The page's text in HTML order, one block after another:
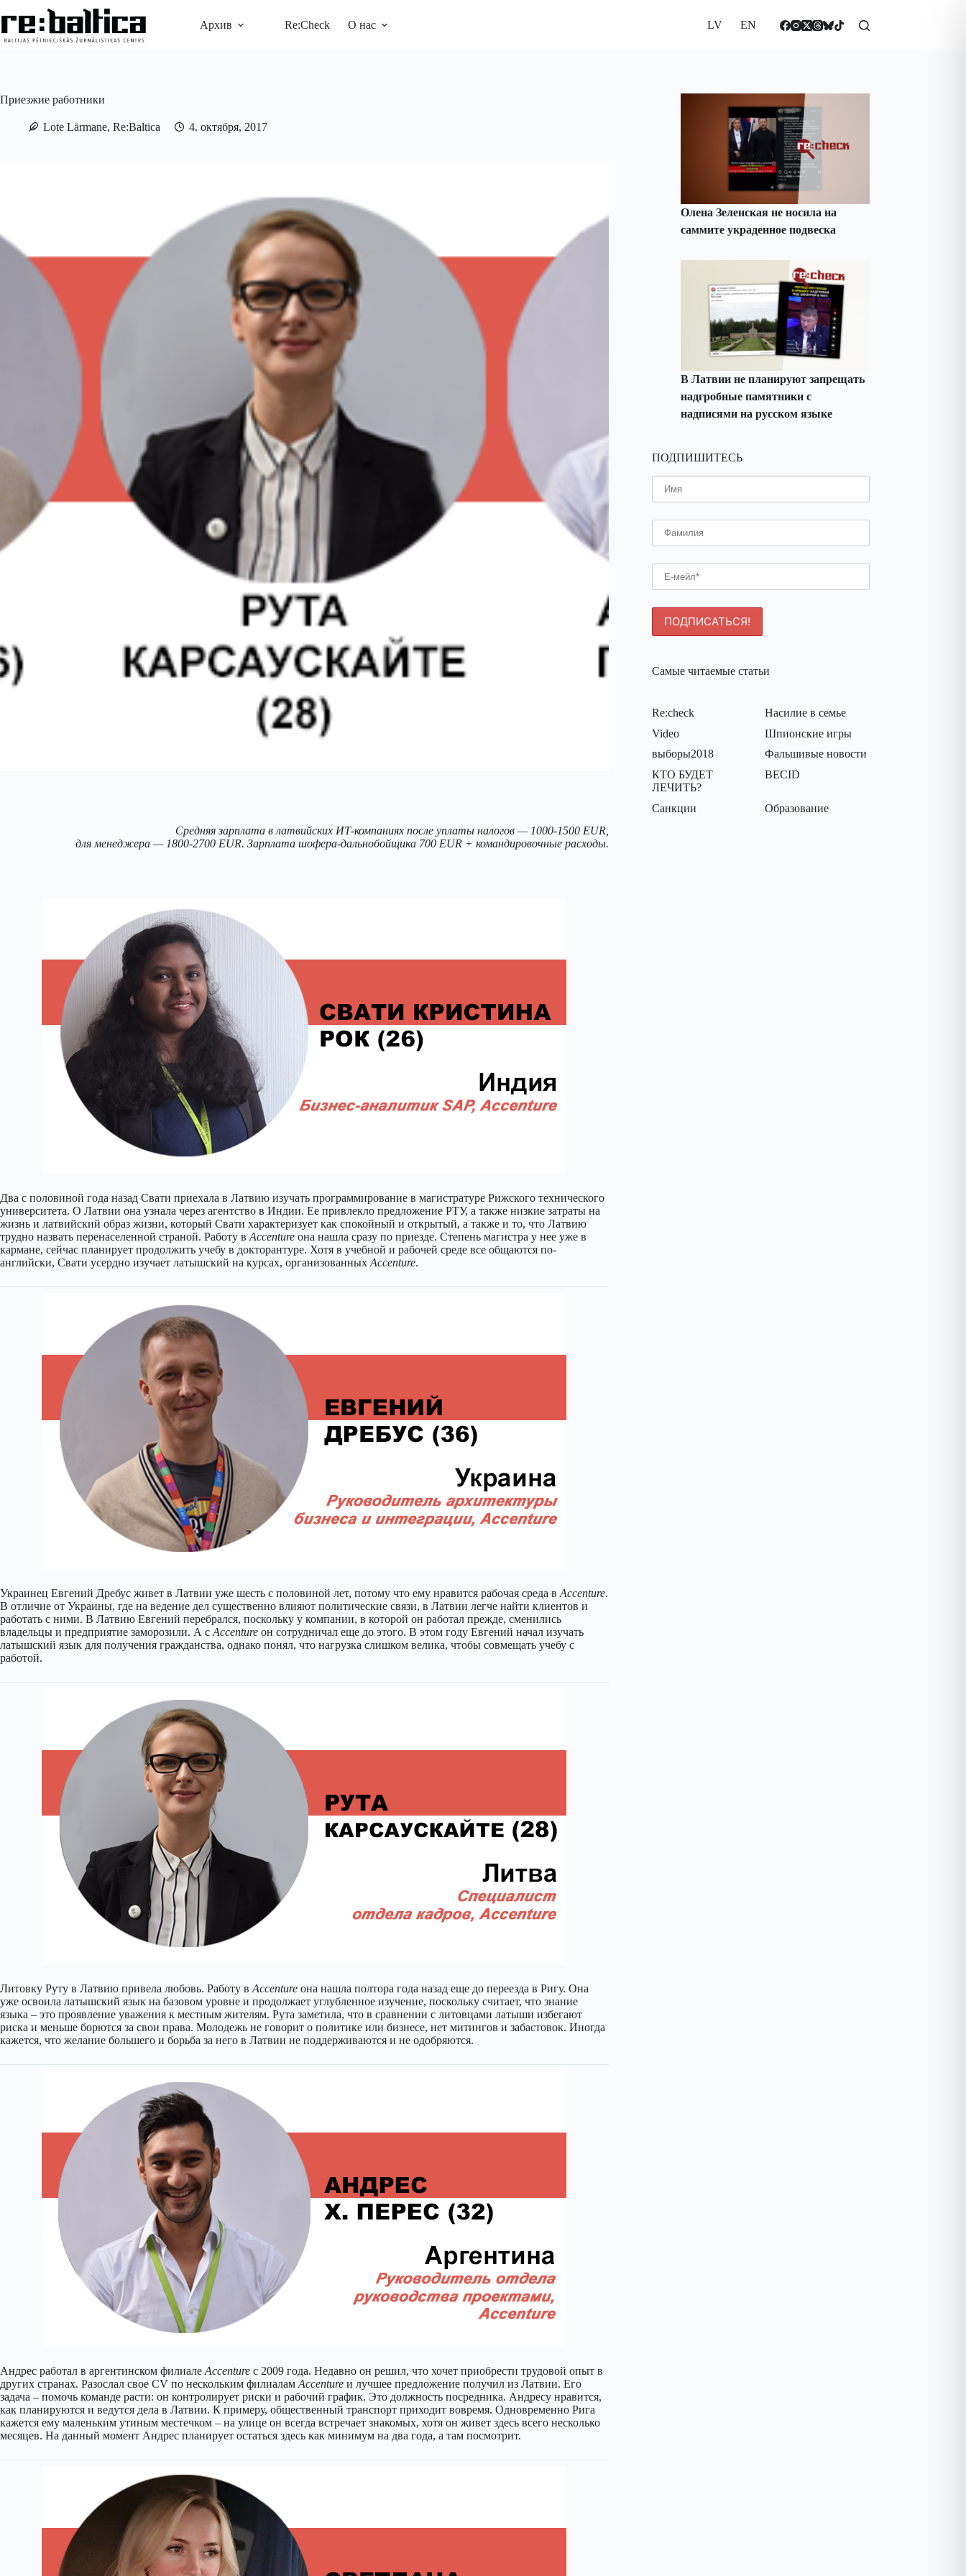
к
сути
Архив Re:Check О нас LV EN
Приезжие работники
Lote Lārmane, Re:Baltica 4. октября, 2017
Средняя зарплата в латвийских ИТ-компаниях после уплаты налогов — 1000-1500 EUR,
для менеджера — 1800-2700 EUR. Зарплата шофера-дальнобойщика 700 EUR + командировочные расходы.
Два с половиной года назад Свати приехала в Латвию изучать программирование в магистратуре Рижского технического
университета. О Латвии она узнала через агентство в Индии. Ее привлекло предложение РТУ, а также низкие затраты на
жизнь и латвийский образ жизни, который Свати характеризует как спокойный и открытый, а также и то, что Латвию
трудно назвать перенаселенной страной. Работу в Accenture она нашла сразу по приезде. Степень магистра у нее уже в
кармане, сейчас планирует продолжить учебу в докторантуре. Хотя в учебной и рабочей среде все общаются по-
английски, Свати усердно изучает латышский на курсах, организованных Accenture.
Украинец Евгений Дребус живет в Латвии уже шесть с половиной лет, потому что ему нравится рабочая среда в Accenture.
В отличие от Украины, где на ведение дел существенно влияют политические связи, в Латвии легче найти клиентов и
работать с ними. В Латвию Евгений перебрался, поскольку у компании, в которой он работал прежде, сменились
владельцы и предприятие заморозили. А с Accenture он сотрудничал еще до этого. В этом году Евгений начал изучать
латышский язык для получения гражданства, однако понял, что нагрузка слишком велика, чтобы совмещать учебу с
работой.
Литовку Руту в Латвию привела любовь. Работу в Accenture она нашла полтора года назад еще до переезда в Ригу. Она
уже освоила латышский язык на базовом уровне и продолжает углубленное изучение, поскольку считает, что знание
языка – это проявление уважения к местным жителям. Рута заметила, что в сравнении с литовцами латыши избегают
риска и меньше борются за свои права. Молодежь не говорит о политике или бизнесе, нет митингов и забастовок. Иногда
кажется, что желание большего и борьба за него в Латвии не поддерживаются и не одобряются.
Андрес работал в аргентинском филиале Accenture с 2009 года. Недавно он решил, что хочет приобрести трудовой опыт в
других странах. Разослал свое CV по нескольким филиалам Accenture и лучшее предложение получил из Латвии. Его
задача – помочь команде расти: он контролирует риски и рабочий график. Это должность посредника. Андресу нравится,
как планируются и ведутся дела в Латвии. К примеру, общественный транспорт приходит вовремя. Одновременно Рига
кажется ему маленьким утиным местечком – на улице он всегда встречает знакомых, хотя он живет здесь всего несколько
месяцев. На данный момент Андрес планирует остаться здесь как минимум на два года, а там посмотрит.
Олена Зеленская не носила на
саммите украденное подвеска
В Латвии не планируют запрещать
надгробные памятники с
надписями на русском языке
ПОДПИШИТЕСЬ
Самые читаемые статьи
Re:check
Насилие в семье
Video
Шпионские игры
выборы2018
Фальшивые новости
КТО БУДЕТ
ЛЕЧИТЬ?
BECID
Санкции Oбразование